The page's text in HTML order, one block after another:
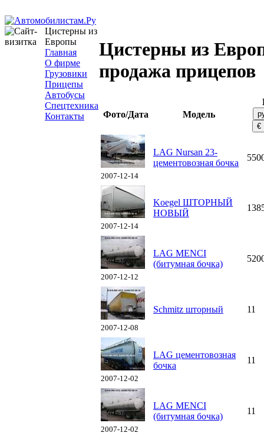
Цистерны из
Европы
Главная
О фирме
Грузовики
Прицепы
Автобусы
Спецтехника
Контакты
Цистерны из
продажа прицепов
Фото/Дата Модель
2007-12-14
LAG Nursan 23-
цементовозная бочка
2007-12-14
Koegel ШТОРНЫЙ
НОВЫЙ
2007-12-12
LAG MENCI
(битумная бочка)
2007-12-08
Schmitz шторный 11
2007-12-02
LAG цементовозная
бочка
11
2007-12-02
LAG MENCI
(битумная бочка)
11